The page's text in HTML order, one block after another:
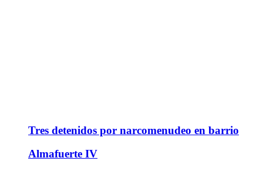
Tres detenidos por narcomenudeo en barrio
Almafuerte IV